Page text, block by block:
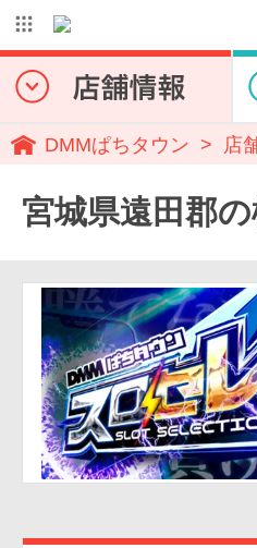
DMMぱちタウン 店
宮城県遠田郡